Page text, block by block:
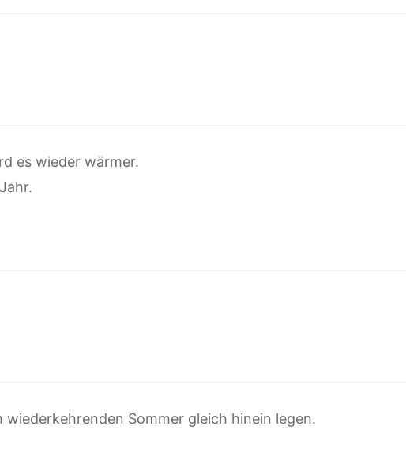
es wieder wärmer.
Sommer gleich hinein legen.